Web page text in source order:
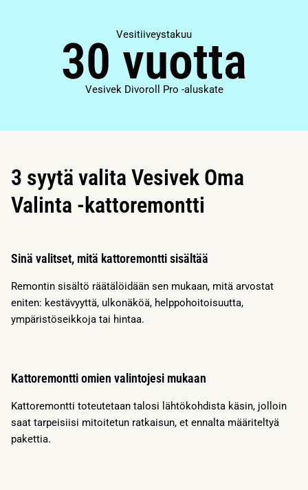
Vesitiiveystakuu
30 vuotta
Vesivek Divoroll Pro -aluskate
3 syytä valita Vesivek Oma
Valinta -kattoremontti
Sinä valitset, mitä kattoremontti sisältää
Remontin sisältö räätälöidään sen mukaan, mitä arvostat
eniten: kestävyyttä, ulkonäköä, helppohoitoisuutta,
ympäristöseikkoja tai hintaa.
Kattoremontti omien valintojesi mukaan
Kattoremontti toteutetaan talosi lähtökohdista käsin, jolloin
saat tarpeisiisi mitoitetun ratkaisun, et ennalta määriteltyä
pakettia.